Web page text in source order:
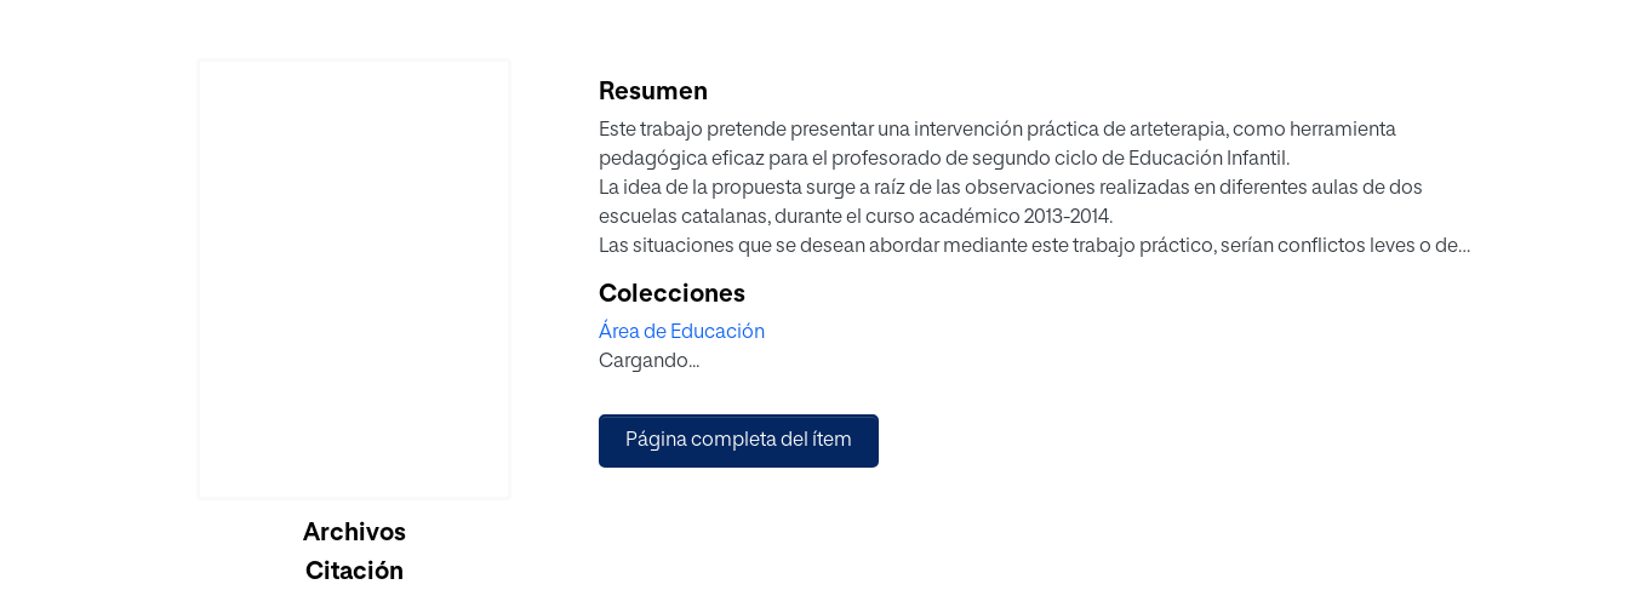
Cargando...
Archivos
Citación
Resumen
Este trabajo pretende presentar una intervención práctica de arteterapia, como herramienta
pedagógica eficaz para el profesorado de segundo ciclo de Educación Infantil.
La idea de la propuesta surge a raíz de las observaciones realizadas en diferentes aulas de dos
escuelas catalanas, durante el curso académico 2013-2014.
Las situaciones que se desean abordar mediante este trabajo práctico, serían conflictos leves o de
niños.
Para comprobar la incidencia positiva de la aplicación de una propuesta basada en la arteterapia, se
elaborará un programa de intervención en el aula, a partir de actividades adaptadas para el alumnado
entrevistará a tutoras de Infantil, a un director de un centro educativo y a una arteterapeuta. Estos
instrumentos de recogida de datos proporcionarán la información sobre la validez de la propuesta.
Colecciones
Área de Educación
Cargando...
Página completa del ítem